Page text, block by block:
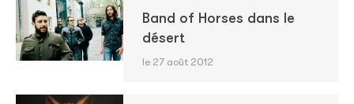
Band of Horses dans le
désert
le 27 août 2012